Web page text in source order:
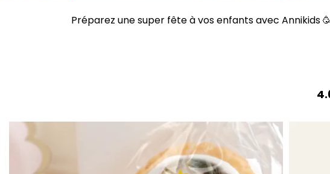
Préparez une super fête à vos enfants avec Annikids